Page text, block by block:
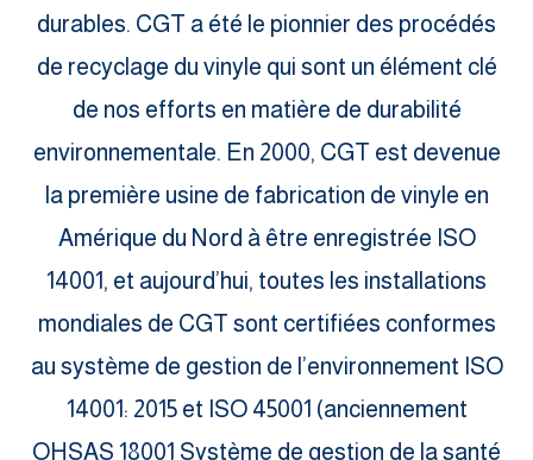
durables. CGT a été le pionnier des procédés
de recyclage du vinyle qui sont un élément clé
de nos efforts en matière de durabilité
environnementale. En 2000, CGT est devenue
la première usine de fabrication de vinyle en
Amérique du Nord à être enregistrée ISO
14001, et aujourd’hui, toutes les installations
mondiales de CGT sont certifiées conformes
au système de gestion de l’environnement ISO
14001: 2015 et ISO 45001 (anciennement
OHSAS 18001 Système de gestion de la santé